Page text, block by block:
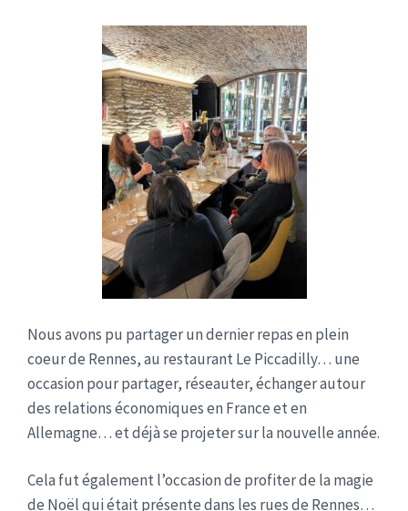
Nous avons pu partager un dernier repas en plein
coeur de Rennes, au restaurant Le Piccadilly… une
occasion pour partager, réseauter, échanger autour
des relations économiques en France et en
Allemagne… et déjà se projeter sur la nouvelle année.
Cela fut également l’occasion de profiter de la magie
de Noël qui était présente dans les rues de Rennes…